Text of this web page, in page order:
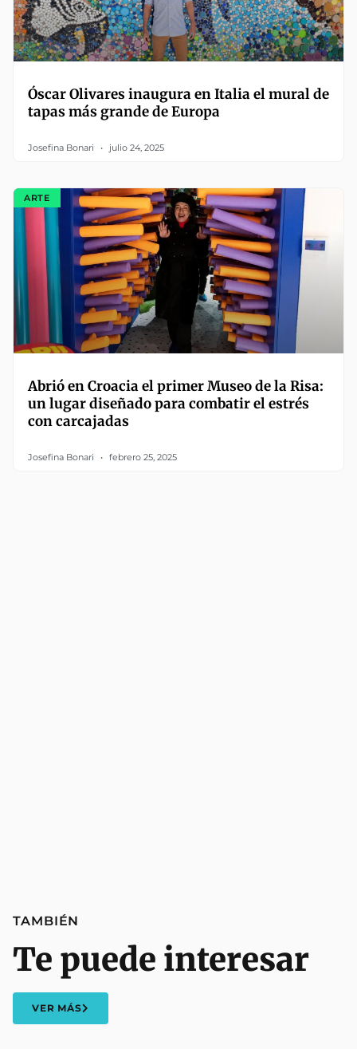
Óscar Olivares inaugura en Italia el mural de
tapas más grande de Europa
Josefina Bonari julio 24, 2025
ARTE
Abrió en Croacia el primer Museo de la Risa:
un lugar diseñado para combatir el estrés
con carcajadas
Josefina Bonari febrero 25, 2025
TAMBIÉN
Te puede interesar
VER MÁS